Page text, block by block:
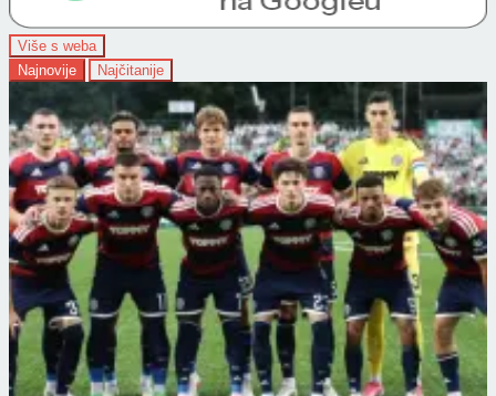
Više s weba
Najnovije
Najčitanije